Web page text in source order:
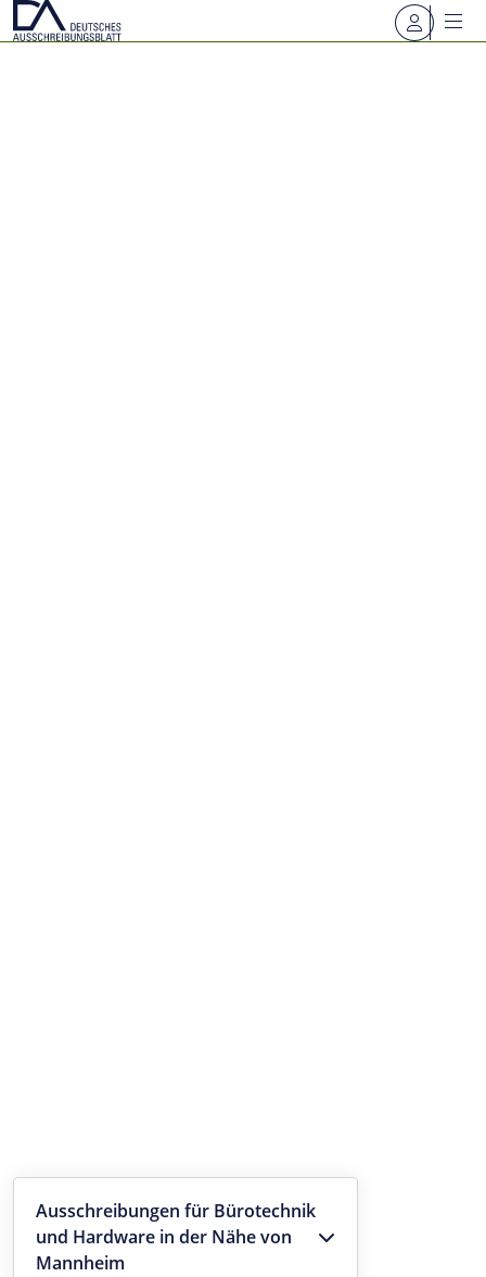
Ausschreibungen für Bürotechnik
und Hardware in der Nähe von
Mannheim